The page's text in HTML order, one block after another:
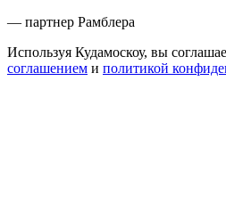
— партнер Рамблера
Используя Кудамоскоу, вы
соглашением и политикой